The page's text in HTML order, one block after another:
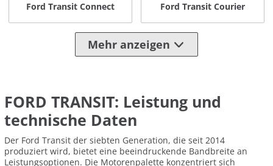
Ford Transit Connect Ford Transit Courier
Mehr anzeigen
FORD TRANSIT: Leistung und
technische Daten
Der Ford Transit der siebten Generation, die seit 2014
produziert wird, bietet eine beeindruckende Bandbreite an
Leistungsoptionen. Die Motorenpalette konzentriert sich